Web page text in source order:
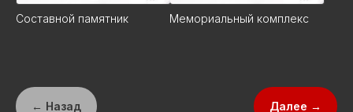
Составной памятник Мемориальный комплекс
← Назад Далее →